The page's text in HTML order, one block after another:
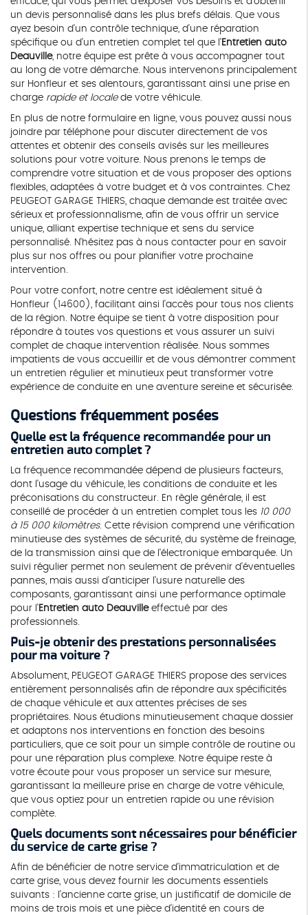
un devis personnalisé dans les plus brefs délais. Que vous
ayez besoin d'un contrôle technique, d'une réparation
spécifique ou d'un entretien complet tel que l'Entretien auto
Deauville, notre équipe est prête à vous accompagner tout
au long de votre démarche. Nous intervenons principalement
sur Honfleur et ses alentours, garantissant ainsi une prise en
charge rapide et localede votre véhicule.
En plus de notre formulaire en ligne, vous pouvez aussi nous
joindre par téléphone pour discuter directement de vos
attentes et obtenir des conseils avisés sur les meilleures
solutions pour votre voiture. Nous prenons le temps de
comprendre votre situation et de vous proposer des options
flexibles, adaptées à votre budget et à vos contraintes. Chez
PEUGEOT GARAGE THIERS, chaque demande est traitée avec
sérieux et professionnalisme, afin de vous offrir un service
unique, alliant expertise technique et sens du service
personnalisé. N'hésitez pas à nous contacter pour en savoir
plus sur nos offres ou pour planifier votre prochaine
intervention.
Pour votre confort, notre centre est idéalement situé à
Honfleur (14600), facilitant ainsi l'accès pour tous nos clients
de la région. Notre équipe se tient à votre disposition pour
répondre à toutes vos questions et vous assurer un suivi
complet de chaque intervention réalisée. Nous sommes
impatients de vous accueillir et de vous démontrer comment
un entretien régulier et minutieux peut transformer votre
expérience de conduite en une aventure sereine et sécurisée.
Questions fréquemment posées
Quelle est la fréquence recommandée pour un
entretien auto complet ?
La fréquence recommandée dépend de plusieurs facteurs,
dont l'usage du véhicule, les conditions de conduite et les
préconisations du constructeur. En règle générale, il est
conseillé de procéder à un entretien complet tous les 10 000
à 15 000 kilomètres. Cette révision comprend une vérification
minutieuse des systèmes de sécurité, du système de freinage,
de la transmission ainsi que de l'électronique embarquée. Un
suivi régulier permet non seulement de prévenir d'éventuelles
pannes, mais aussi d'anticiper l'usure naturelle des
composants, garantissant ainsi une performance optimale
pour l'Entretien auto Deauvilleeffectué par des
professionnels.
Puis-je obtenir des prestations personnalisées
pour ma voiture ?
Absolument, PEUGEOT GARAGE THIERS propose des services
entièrement personnalisés afin de répondre aux spécificités
de chaque véhicule et aux attentes précises de ses
propriétaires. Nous étudions minutieusement chaque dossier
et adaptons nos interventions en fonction des besoins
particuliers, que ce soit pour un simple contrôle de routine ou
pour une réparation plus complexe. Notre équipe reste à
votre écoute pour vous proposer un service sur mesure,
garantissant la meilleure prise en charge de votre véhicule,
que vous optiez pour un entretien rapide ou une révision
complète.
Quels documents sont nécessaires pour bénéficier
du service de carte grise ?
Afin de bénéficier de notre service d'immatriculation et de
carte grise, vous devez fournir les documents essentiels
suivants : l'ancienne carte grise, un justificatif de domicile de
moins de trois mois et une pièce d'identité en cours de